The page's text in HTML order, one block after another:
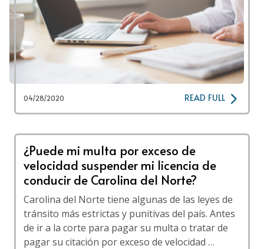
04/28/2020 READ FULL
¿Puede mi multa por exceso de
velocidad suspender mi licencia de
conducir de Carolina del Norte?
Carolina del Norte tiene algunas de las leyes de
tránsito más estrictas y punitivas del país. Antes
de ir a la corte para pagar su multa o tratar de
pagar su citación por exceso de velocidad …